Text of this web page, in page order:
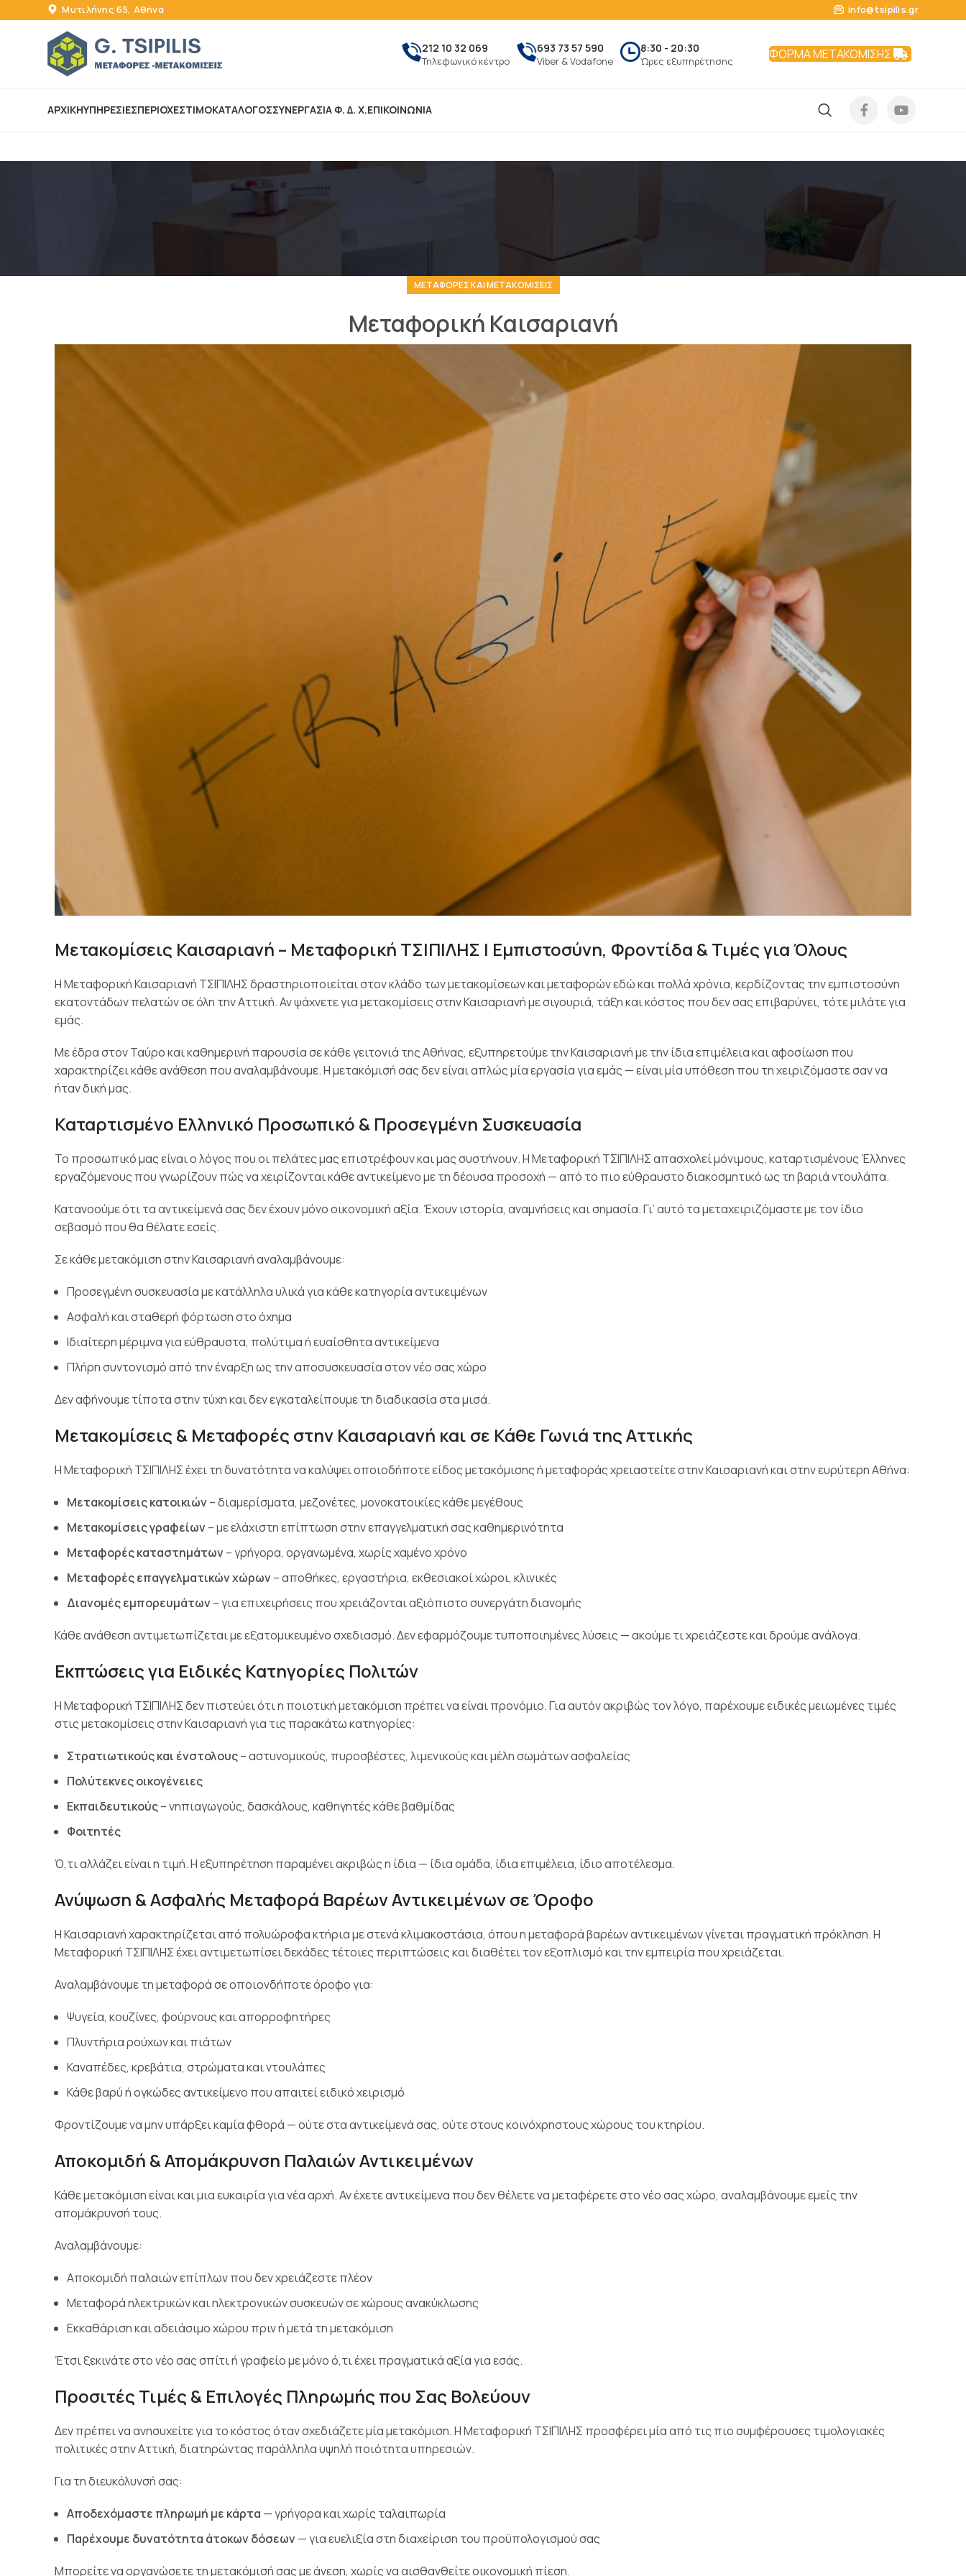
Μυτιλήνης 65, Αθήνα info@tsipilis.gr
212 10 32 069
Τηλεφωνικό κέντρο
693 73 57 590
Viber & Vodafone
8:30 - 20:30
Ώρες εξυπηρέτησης ΦΟΡΜΑ ΜΕΤΑΚΟΜΙΣΗΣ
ΑΡΧΙΚΗΥΠΗΡΕΣΙΕΣΠΕΡΙΟΧΕΣΤΙΜΟΚΑΤΑΛΟΓΟΣΣΥΝΕΡΓΑΣΙΑ Φ. Δ. Χ.ΕΠΙΚΟΙΝΩΝΙΑ
ΜΕΤΑΦΟΡΈΣ ΚΑΙ ΜΕΤΑΚΟΜΊΣΕΙΣ
Μεταφορική Καισαριανή
Μετακομίσεις Καισαριανή – Μεταφορική ΤΣΙΠΙΛΗΣ | Εμπιστοσύνη, Φροντίδα & Τιμές για Όλους
Η Μεταφορική Καισαριανή ΤΣΙΠΙΛΗΣ δραστηριοποιείται στον κλάδο των μετακομίσεων και μεταφορών εδώ και πολλά χρόνια, κερδίζοντας την εμπιστοσύνη
εκατοντάδων πελατών σε όλη την Αττική. Αν ψάχνετε για μετακομίσεις στην Καισαριανή με σιγουριά, τάξη και κόστος που δεν σας επιβαρύνει, τότε μιλάτε για
εμάς.
Με έδρα στον Ταύρο και καθημερινή παρουσία σε κάθε γειτονιά της Αθήνας, εξυπηρετούμε την Καισαριανή με την ίδια επιμέλεια και αφοσίωση που
χαρακτηρίζει κάθε ανάθεση που αναλαμβάνουμε. Η μετακόμισή σας δεν είναι απλώς μία εργασία για εμάς — είναι μία υπόθεση που τη χειριζόμαστε σαν να
ήταν δική μας.
Καταρτισμένο Ελληνικό Προσωπικό & Προσεγμένη Συσκευασία
Το προσωπικό μας είναι ο λόγος που οι πελάτες μας επιστρέφουν και μας συστήνουν. Η Μεταφορική ΤΣΙΠΙΛΗΣ απασχολεί μόνιμους, καταρτισμένους Έλληνες
εργαζόμενους που γνωρίζουν πώς να χειρίζονται κάθε αντικείμενο με τη δέουσα προσοχή — από το πιο εύθραυστο διακοσμητικό ως τη βαριά ντουλάπα.
Κατανοούμε ότι τα αντικείμενά σας δεν έχουν μόνο οικονομική αξία. Έχουν ιστορία, αναμνήσεις και σημασία. Γι’ αυτό τα μεταχειριζόμαστε με τον ίδιο
σεβασμό που θα θέλατε εσείς.
Σε κάθε μετακόμιση στην Καισαριανή αναλαμβάνουμε:
Προσεγμένη συσκευασία με κατάλληλα υλικά για κάθε κατηγορία αντικειμένων
Ασφαλή και σταθερή φόρτωση στο όχημα
Ιδιαίτερη μέριμνα για εύθραυστα, πολύτιμα ή ευαίσθητα αντικείμενα
Πλήρη συντονισμό από την έναρξη ως την αποσυσκευασία στον νέο σας χώρο
Δεν αφήνουμε τίποτα στην τύχη και δεν εγκαταλείπουμε τη διαδικασία στα μισά.
Μετακομίσεις & Μεταφορές στην Καισαριανή και σε Κάθε Γωνιά της Αττικής
Η Μεταφορική ΤΣΙΠΙΛΗΣ έχει τη δυνατότητα να καλύψει οποιοδήποτε είδος μετακόμισης ή μεταφοράς χρειαστείτε στην Καισαριανή και στην ευρύτερη Αθήνα:
Μετακομίσεις κατοικιών – διαμερίσματα, μεζονέτες, μονοκατοικίες κάθε μεγέθους
Μετακομίσεις γραφείων – με ελάχιστη επίπτωση στην επαγγελματική σας καθημερινότητα
Μεταφορές καταστημάτων – γρήγορα, οργανωμένα, χωρίς χαμένο χρόνο
Μεταφορές επαγγελματικών χώρων – αποθήκες, εργαστήρια, εκθεσιακοί χώροι, κλινικές
Διανομές εμπορευμάτων – για επιχειρήσεις που χρειάζονται αξιόπιστο συνεργάτη διανομής
Κάθε ανάθεση αντιμετωπίζεται με εξατομικευμένο σχεδιασμό. Δεν εφαρμόζουμε τυποποιημένες λύσεις — ακούμε τι χρειάζεστε και δρούμε ανάλογα.
Εκπτώσεις για Ειδικές Κατηγορίες Πολιτών
Η Μεταφορική ΤΣΙΠΙΛΗΣ δεν πιστεύει ότι η ποιοτική μετακόμιση πρέπει να είναι προνόμιο. Για αυτόν ακριβώς τον λόγο, παρέχουμε ειδικές μειωμένες τιμές
στις μετακομίσεις στην Καισαριανή για τις παρακάτω κατηγορίες:
Στρατιωτικούς και ένστολους– αστυνομικούς, πυροσβέστες, λιμενικούς και μέλη σωμάτων ασφαλείας
Πολύτεκνες οικογένειες
Εκπαιδευτικούς– νηπιαγωγούς, δασκάλους, καθηγητές κάθε βαθμίδας
Φοιτητές
Ό,τι αλλάζει είναι η τιμή. Η εξυπηρέτηση παραμένει ακριβώς η ίδια — ίδια ομάδα, ίδια επιμέλεια, ίδιο αποτέλεσμα.
Ανύψωση & Ασφαλής Μεταφορά Βαρέων Αντικειμένων σε Όροφο
Η Καισαριανή χαρακτηρίζεται από πολυώροφα κτήρια με στενά κλιμακοστάσια, όπου η μεταφορά βαρέων αντικειμένων γίνεται πραγματική πρόκληση. Η
Μεταφορική ΤΣΙΠΙΛΗΣ έχει αντιμετωπίσει δεκάδες τέτοιες περιπτώσεις και διαθέτει τον εξοπλισμό και την εμπειρία που χρειάζεται.
Αναλαμβάνουμε τη μεταφορά σε οποιονδήποτε όροφο για:
Ψυγεία, κουζίνες, φούρνους και απορροφητήρες
Πλυντήρια ρούχων και πιάτων
Καναπέδες, κρεβάτια, στρώματα και ντουλάπες
Κάθε βαρύ ή ογκώδες αντικείμενο που απαιτεί ειδικό χειρισμό
Φροντίζουμε να μην υπάρξει καμία φθορά — ούτε στα αντικείμενά σας, ούτε στους κοινόχρηστους χώρους του κτηρίου.
Αποκομιδή & Απομάκρυνση Παλαιών Αντικειμένων
Κάθε μετακόμιση είναι και μια ευκαιρία για νέα αρχή. Αν έχετε αντικείμενα που δεν θέλετε να μεταφέρετε στο νέο σας χώρο, αναλαμβάνουμε εμείς την
απομάκρυνσή τους.
Αναλαμβάνουμε:
Αποκομιδή παλαιών επίπλων που δεν χρειάζεστε πλέον
Μεταφορά ηλεκτρικών και ηλεκτρονικών συσκευών σε χώρους ανακύκλωσης
Εκκαθάριση και αδειάσιμο χώρου πριν ή μετά τη μετακόμιση
Έτσι ξεκινάτε στο νέο σας σπίτι ή γραφείο με μόνο ό,τι έχει πραγματικά αξία για εσάς.
Προσιτές Τιμές & Επιλογές Πληρωμής που Σας Βολεύουν
Δεν πρέπει να ανησυχείτε για το κόστος όταν σχεδιάζετε μία μετακόμιση. Η Μεταφορική ΤΣΙΠΙΛΗΣ προσφέρει μία από τις πιο συμφέρουσες τιμολογιακές
πολιτικές στην Αττική, διατηρώντας παράλληλα υψηλή ποιότητα υπηρεσιών.
Για τη διευκόλυνσή σας:
Αποδεχόμαστε πληρωμή με κάρτα — γρήγορα και χωρίς ταλαιπωρία
Παρέχουμε δυνατότητα άτοκων δόσεων — για ευελιξία στη διαχείριση του προϋπολογισμού σας
Μπορείτε να οργανώσετε τη μετακόμισή σας με άνεση, χωρίς να αισθανθείτε οικονομική πίεση.